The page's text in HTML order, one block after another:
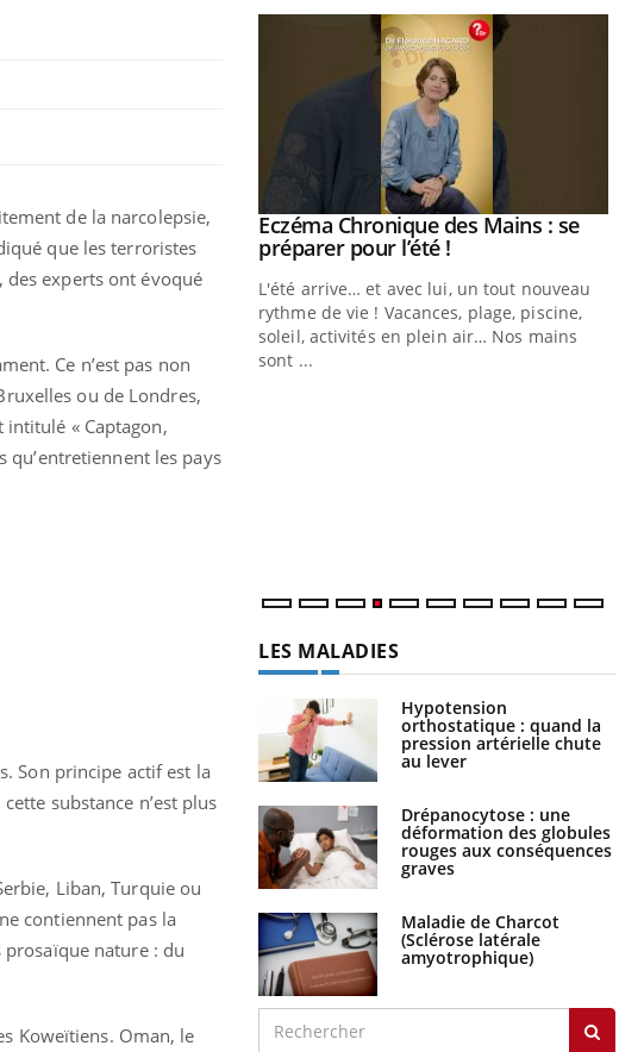
de la narcolepsie,
que les terroristes
des experts ont évoqué
Ce n’est pas non
ou de Londres,
intitulé « Captagon,
qu’entretiennent les pays
Son principe actif est la
substance n’est plus
Liban, Turquie ou
contiennent pas la
nature : du
Koweïtiens. Oman, le
des Mains : se
l’été !Youtube
avec lui, un tout nouveau
Youtube
Diabète & Ramadan 2026Youtube
Le Ramadan approche, et, pour de
nombreuses personnes atteintes de
diabète, c'est une période de questions, de
défis, mais ...
LES MALADIES
Hypotension
orthostatique : quand la
pression artérielle chute
au lever
Drépanocytose : une
déformation des globules
rouges aux conséquences
graves
Maladie de Charcot
(Sclérose latérale
amyotrophique)